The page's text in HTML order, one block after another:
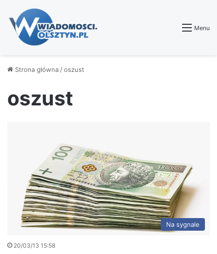
Menu
Strona główna /oszust
oszust
Na sygnale
20/03/13 15:58